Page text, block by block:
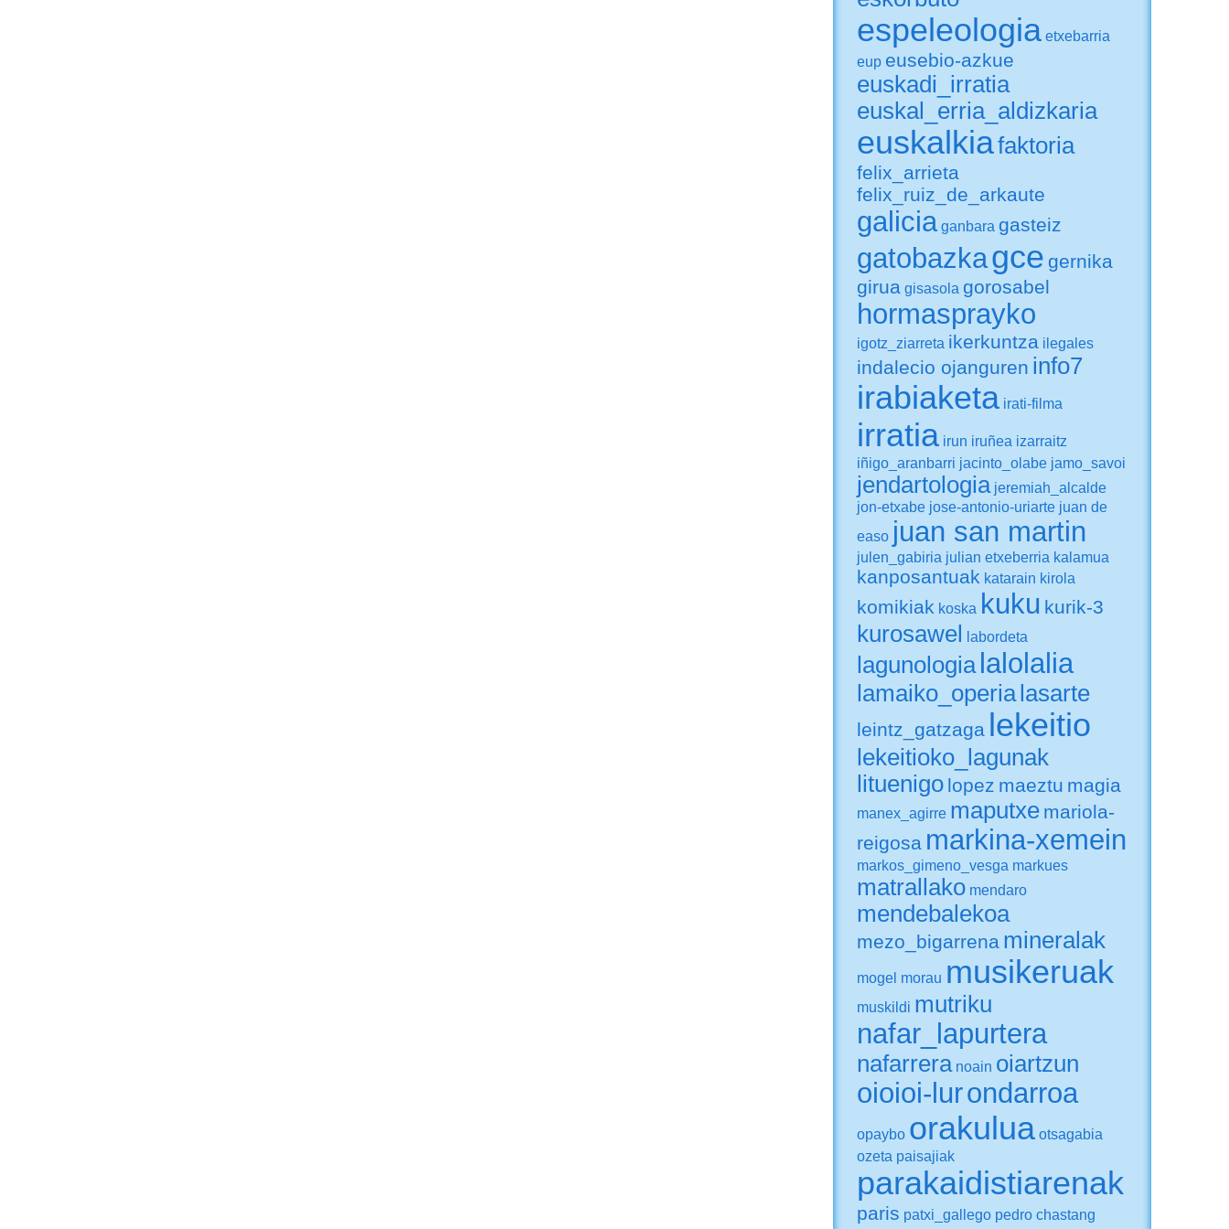
espeleologia etxebarria
eup eusebio-azkue
euskadi_irratia
euskal_erria_aldizkaria
euskalkiafaktoria
felix_arrieta
felix_ruiz_de_arkaute
galicia ganbara gasteiz
gatobazkagce gernika
girua gisasola gorosabel
hormasprayko
igotz_ziarreta ikerkuntza ilegales
indalecio ojanguren info7
irabiaketa irati-filma
irratia irun iruñea izarraitz
iñigo_aranbarri jacinto_olabe jamo_savoi
jendartologia jeremiah_alcalde
jon-etxabe jose-antonio-uriarte juan de
easo juan san martin
julen_gabiria julian etxeberria kalamua
kanposantuak katarain kirola
komikiak koska kuku kurik-3
kurosawel labordeta
lagunologia lalolalia
lamaiko_operia lasarte
leintz_gatzaga lekeitio
lekeitioko_lagunak
lituenigo lopez maeztu magia
manex_agirre maputxe mariola-
reigosa markina-xemein
markos_gimeno_vesga markues
matrallako mendaro
mendebalekoa
mezo_bigarrena mineralak
mogel morau musikeruak
muskildi mutriku
nafar_lapurtera
nafarrera noain oiartzun
oioioi-lurondarroa
opaybo orakulua otsagabia
ozeta paisajiak
parakaidistiarenak
paris patxi_gallego pedro chastang